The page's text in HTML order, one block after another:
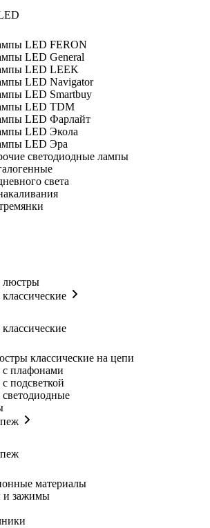
LED FERON
LED General
LED LEEK
LED Navigator
LED Smartbuy
LED TDM
LED Фарлайт
LED Экола
LED Эра
светодиодные лампы
света
люстры
классические на цепи
плафонами
подсветкой
материалы
зажимы